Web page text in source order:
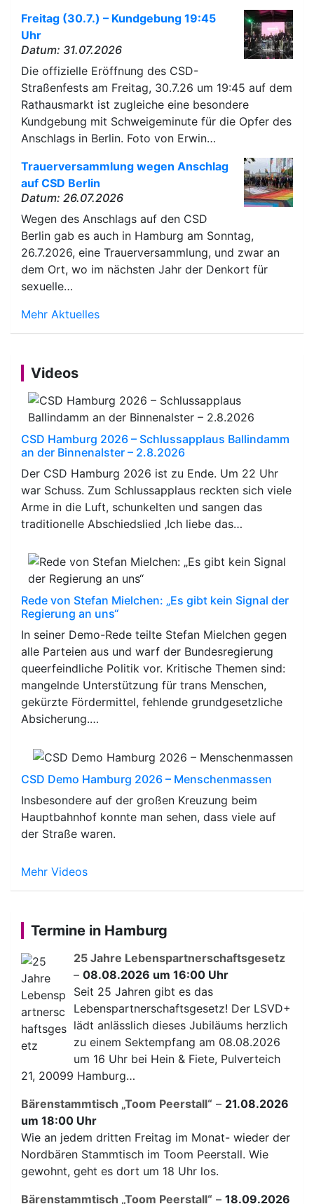
Freitag (30.7.) – Kundgebung 19:45
Uhr
Datum: 31.07.2026
Die offizielle Eröffnung des CSD-
Straßenfests am Freitag, 30.7.26 um 19:45 auf dem
Rathausmarkt ist zugleiche eine besondere
Kundgebung mit Schweigeminute für die Opfer des
Anschlags in Berlin. Foto von Erwin…
Trauerversammlung wegen Anschlag
auf CSD Berlin
Datum: 26.07.2026
Wegen des Anschlags auf den CSD
Berlin gab es auch in Hamburg am Sonntag,
26.7.2026, eine Trauerversammlung, und zwar an
dem Ort, wo im nächsten Jahr der Denkort für
sexuelle…
Mehr Aktuelles
Videos
CSD Hamburg 2026 – Schlussapplaus Ballindamm
an der Binnenalster – 2.8.2026
Der CSD Hamburg 2026 ist zu Ende. Um 22 Uhr
war Schuss. Zum Schlussapplaus reckten sich viele
Arme in die Luft, schunkelten und sangen das
traditionelle Abschiedslied ‚Ich liebe das…
Rede von Stefan Mielchen: „Es gibt kein Signal der
Regierung an uns“
In seiner Demo-Rede teilte Stefan Mielchen gegen
alle Parteien aus und warf der Bundesregierung
queerfeindliche Politik vor. Kritische Themen sind:
mangelnde Unterstützung für trans Menschen,
gekürzte Fördermittel, fehlende grundgesetzliche
Absicherung.…
CSD Demo Hamburg 2026 – Menschenmassen
Insbesondere auf der großen Kreuzung beim
Hauptbahnhof konnte man sehen, dass viele auf
der Straße waren.
Mehr Videos
Termine in Hamburg
25 Jahre Lebenspartnerschaftsgesetz
– 08.08.2026 um 16:00 Uhr
Seit 25 Jahren gibt es das
Lebenspartnerschaftsgesetz! Der LSVD+
lädt anlässlich dieses Jubiläums herzlich
zu einem Sektempfang am 08.08.2026
um 16 Uhr bei Hein & Fiete, Pulverteich
21, 20099 Hamburg…
Bärenstammtisch „Toom Peerstall“ – 21.08.2026
um 18:00 Uhr
Wie an jedem dritten Freitag im Monat- wieder der
Nordbären Stammtisch im Toom Peerstall. Wie
gewohnt, geht es dort um 18 Uhr los.
Bärenstammtisch „Toom Peerstall“ – 18.09.2026